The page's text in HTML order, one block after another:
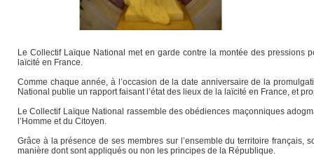
Le Collectif Laïque National met en garde contre la montée des pressions
laïcité en France.
Comme chaque année, à l’occasion de la date anniversaire de la
National publie un rapport faisant l’état des lieux de la laïcité en France, et
Le Collectif Laïque National rassemble des obédiences maçonniques
l’Homme et du Citoyen.
Grâce à la présence de ses membres sur l’ensemble du territoire
manière dont sont appliqués ou non les principes de la République.